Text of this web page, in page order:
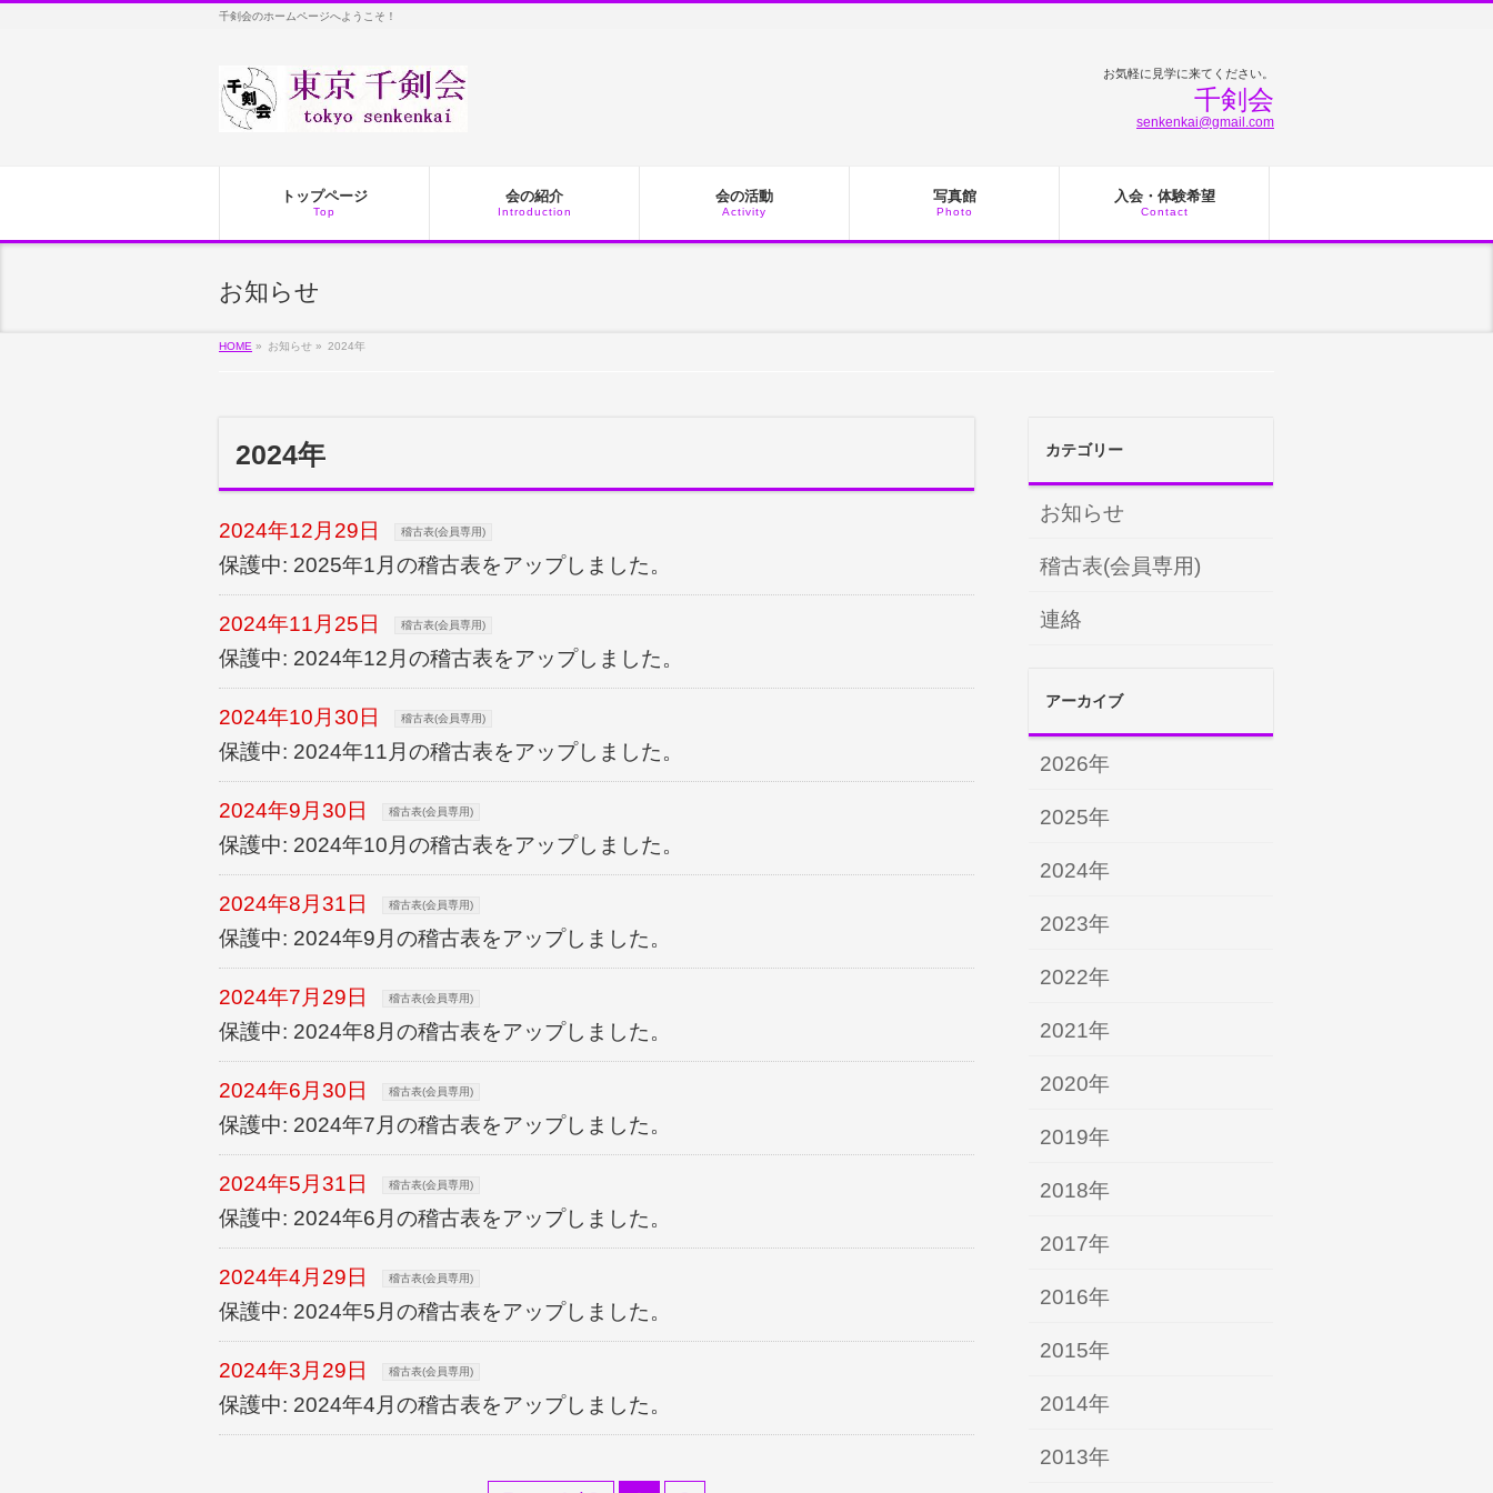
千剣会のホームページへようこそ！
お気軽に見学に来てください。
千剣会
senkenkai@gmail.com
トップページ
Top
会の紹介
Introduction
会の活動
Activity
写真館
Photo
入会・体験希望
Contact
お知らせ
HOME » お知らせ » 2024年
2024年
2024年12月29日 稽古表(会員専用)
保護中: 2025年1月の稽古表をアップしました。
2024年11月25日 稽古表(会員専用)
保護中: 2024年12月の稽古表をアップしました。
2024年10月30日 稽古表(会員専用)
保護中: 2024年11月の稽古表をアップしました。
2024年9月30日 稽古表(会員専用)
保護中: 2024年10月の稽古表をアップしました。
2024年8月31日 稽古表(会員専用)
保護中: 2024年9月の稽古表をアップしました。
2024年7月29日 稽古表(会員専用)
保護中: 2024年8月の稽古表をアップしました。
2024年6月30日 稽古表(会員専用)
保護中: 2024年7月の稽古表をアップしました。
2024年5月31日 稽古表(会員専用)
保護中: 2024年6月の稽古表をアップしました。
2024年4月29日 稽古表(会員専用)
保護中: 2024年5月の稽古表をアップしました。
2024年3月29日 稽古表(会員専用)
保護中: 2024年4月の稽古表をアップしました。
カテゴリー
お知らせ
稽古表(会員専用)
連絡
アーカイブ
2026年
2025年
2024年
2023年
2022年
2021年
2020年
2019年
2018年
2017年
2016年
2015年
2014年
2013年